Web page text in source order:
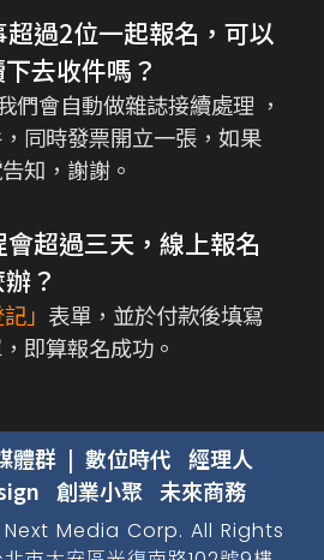
過2位一起報名，可以
去收件嗎？
們會自動做雜誌接續處理 ，
同時發票開立一張，如果
知，謝謝。
超過三天，線上報名
？
」 表單，並於付款後填寫
即算報名成功。
體群 | 數位時代 經理人
創業小聚 未來商務
Media Corp. All Rights